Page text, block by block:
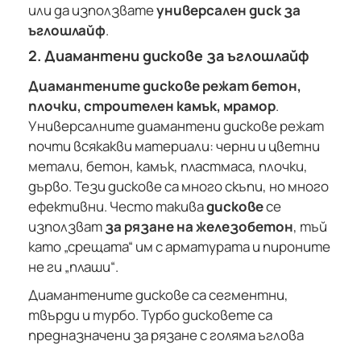
или да използватеуниверсален диск за
ъглошлайф.
2. Диамантени дискове за ъглошлайф
Диамантените дискове режат бетон,
плочки, строителен камък, мрамор.
Универсалните диамантени дискове режат
почти всякакви материали: черни и цветни
метали, бетон, камък, пластмаса, плочки,
дърво. Тези дискове са много скъпи, но много
ефективни. Често такивадисковесе
използватза рязане на железобетон, тъй
като „срещата“ им с арматурата и пироните
не ги „плаши“.
Диамантените дискове са сегментни,
твърди и турбо. Турбо дисковете са
предназначени за рязане с голяма ъглова